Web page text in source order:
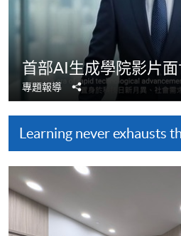
首部AI生成學院影片面
專題報導
分
享
Learning never exhausts